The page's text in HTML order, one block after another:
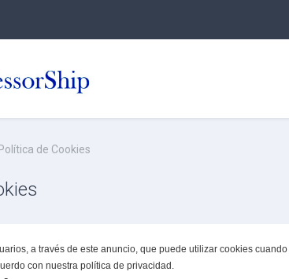
Política de Cookies
a través de este anuncio, que puede utilizar cookies
con nuestra política de privacidad.